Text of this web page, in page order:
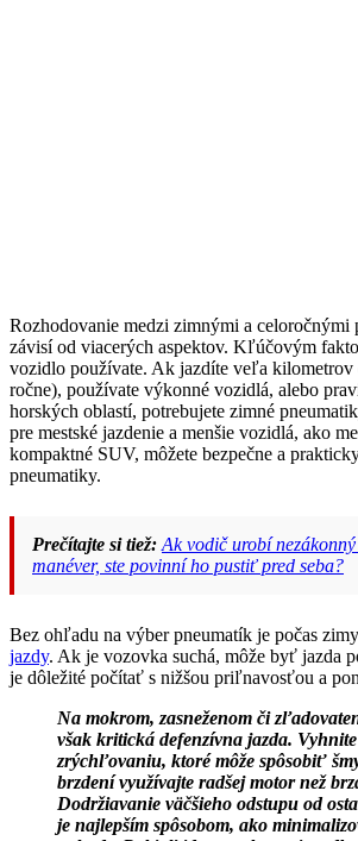
Rozhodovanie medzi zimnými a celoročnými
závisí od viacerých aspektov. Kľúčovým
vozidlo používate. Ak jazdíte veľa kilometrov
ročne), používate výkonné vozidlá, alebo
horských oblastí, potrebujete zimné
pre mestské jazdenie a menšie vozidlá, ako
kompaktné SUV, môžete bezpečne a
pneumatiky.
Prečítajte si tiež: Ak vodič urobí
manéver, ste povinní ho pustiť pred seba?
Bez ohľadu na výber pneumatík je počas
jazdy. Ak je vozovka suchá, môže byť jazda
je dôležité počítať s nižšou priľnavosťou a
Na mokrom, zasneženom či
však kritická defenzívna jazda.
zrýchľovaniu, ktoré môže spôsobiť
brzdení využívajte radšej motor než
Dodržiavanie väčšieho odstupu od
je najlepším spôsobom, ako